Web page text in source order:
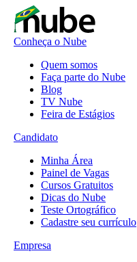
Conheça o Nube
Quem somos
Faça parte do Nube
Blog
TV Nube
Feira de Estágios
Candidato
Minha Área
Painel de Vagas
Cursos Gratuitos
Dicas do Nube
Teste Ortográfico
Cadastre seu currículo
Empresa